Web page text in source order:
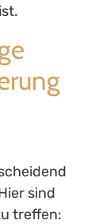
sind
treffen: